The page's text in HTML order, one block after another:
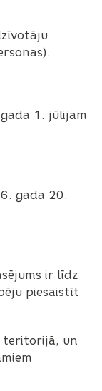
1. jūlijam
gada 20.
ir līdz
piesaistīt
teritorijā, un